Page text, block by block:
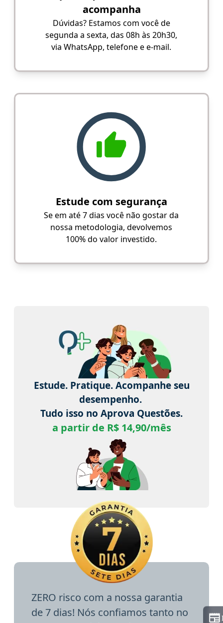
acompanha
Dúvidas? Estamos com você de
segunda a sexta, das 08h às 20h30,
via WhatsApp, telefone e e-mail.
Estude com segurança
Se em até 7 dias você não gostar da
nossa metodologia, devolvemos
100% do valor investido.
Estude. Pratique. Acompanhe seu
desempenho.
Tudo isso no Aprova Questões.
a partir de R$ 14,90/mês
ZERO risco com a nossa garantia
de 7 dias! Nós confiamos tanto no